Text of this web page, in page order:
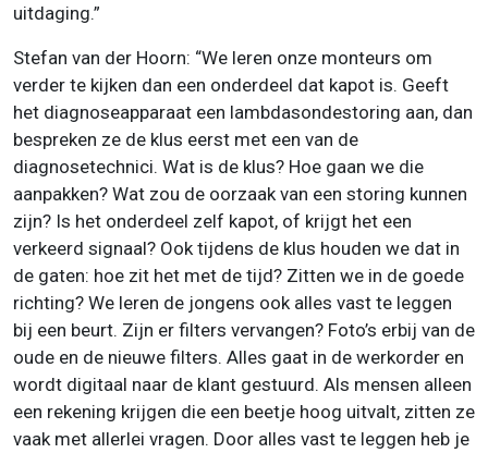
uitdaging.”
Stefan van der Hoorn: “We leren onze monteurs om
verder te kijken dan een onderdeel dat kapot is. Geeft
het diagnoseapparaat een lambdasondestoring aan, dan
bespreken ze de klus eerst met een van de
diagnosetechnici. Wat is de klus? Hoe gaan we die
aanpakken? Wat zou de oorzaak van een storing kunnen
zijn? Is het onderdeel zelf kapot, of krijgt het een
verkeerd signaal? Ook tijdens de klus houden we dat in
de gaten: hoe zit het met de tijd? Zitten we in de goede
richting? We leren de jongens ook alles vast te leggen
bij een beurt. Zijn er filters vervangen? Foto’s erbij van de
oude en de nieuwe filters. Alles gaat in de werkorder en
wordt digitaal naar de klant gestuurd. Als mensen alleen
een rekening krijgen die een beetje hoog uitvalt, zitten ze
vaak met allerlei vragen. Door alles vast te leggen heb je